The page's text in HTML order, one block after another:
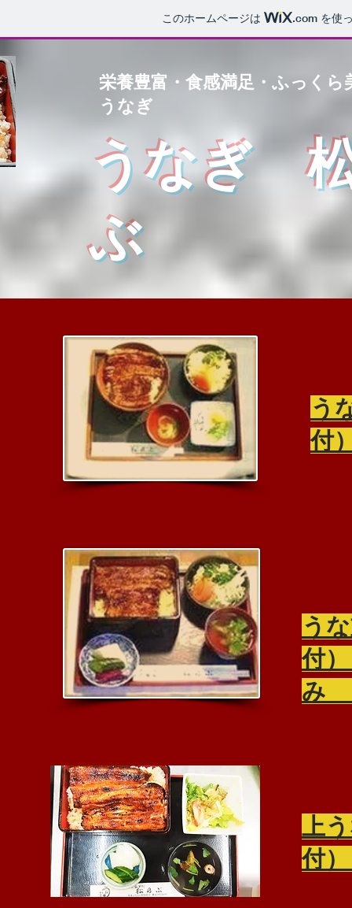
このホームページは .comを使
栄養豊富・食感満足・ふっく
うなぎ
うなぎ
ぶ
う
付
う
付
上